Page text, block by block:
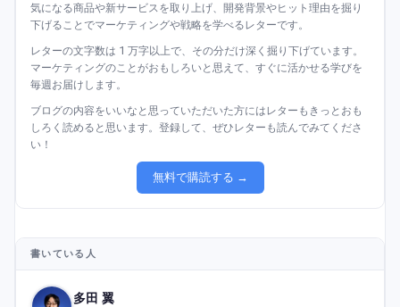
気になる商品や新サービスを取り上げ、開発背景やヒット理由を掘り
下げることでマーケティングや戦略を学べるレターです。
レターの文字数は 1 万字以上で、その分だけ深く掘り下げています。
マーケティングのことがおもしろいと思えて、すぐに活かせる学びを
毎週お届けします。
ブログの内容をいいなと思っていただいた方にはレターもきっとおも
しろく読めると思います。登録して、ぜひレターも読んでみてくださ
い！
無料で購読する →
書いている人
多田 翼